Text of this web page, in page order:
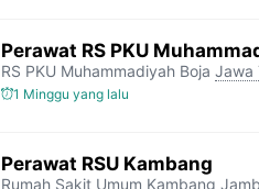
Perawat RS PKU
RS PKU Muhammadiyah Boja Jawa
1 Minggu yang lalu
Perawat RSU Kambang
Rumah Sakit Umum Kambang